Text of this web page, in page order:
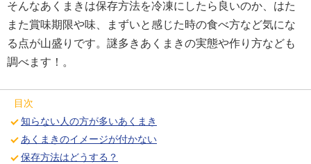
そんなあくまきは保存方法を冷凍にしたら良いのか、はた
また賞味期限や味、まずいと感じた時の食べ方など気にな
る点が山盛りです。謎多きあくまきの実態や作り方なども
調べます！。
目次
知らない人の方が多いあくまき
あくまきのイメージが付かない
保存方法はどうする？